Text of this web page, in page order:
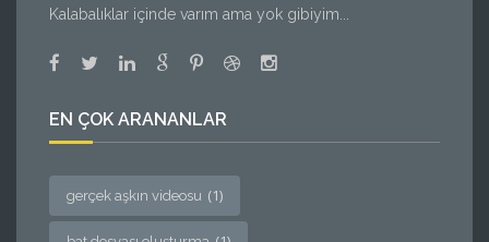
Kalabalıklar içinde varım ama yok gibiyim...
EN ÇOK ARANANLAR
gerçek aşkın videosu (1)